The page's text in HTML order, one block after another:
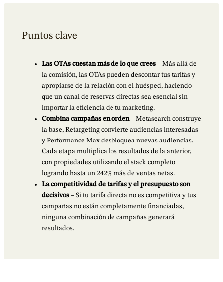
Puntos clave
Las OTAs cuestan más de lo que crees – Más allá de
la comisión, las OTAs pueden descontar tus tarifas y
apropiarse de la relación con el huésped, haciendo
que un canal de reservas directas sea esencial sin
importar la eficiencia de tu marketing.
Combina campañas en orden– Metasearch construye
la base, Retargeting convierte audiencias interesadas
y Performance Max desbloquea nuevas audiencias.
Cada etapa multiplica los resultados de la anterior,
con propiedades utilizando el stack completo
logrando hasta un 242% más de ventas netas.
La competitividad de tarifas y el presupuesto son
decisivos – Si tu tarifa directa no es competitiva y tus
campañas no están completamente financiadas,
ninguna combinación de campañas generará
resultados.